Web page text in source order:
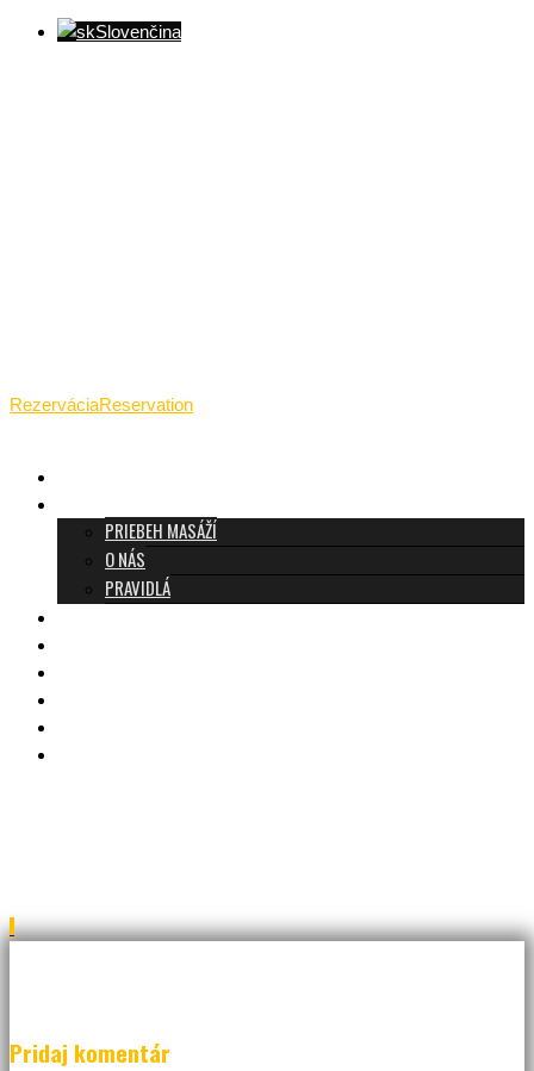
Slovenčina
RezerváciaReservation
PRIEBEH MASÁŽÍ
O NÁS
PRAVIDLÁ
Pridaj komentár